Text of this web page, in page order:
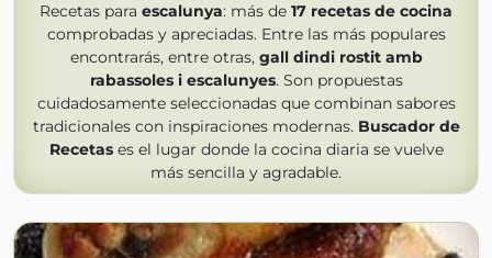
Recetas para escalunya: más de 17 recetas de cocina
comprobadas y apreciadas. Entre las más populares
encontrarás, entre otras, gall dindi rostit amb
rabassoles i escalunyes. Son propuestas
cuidadosamente seleccionadas que combinan sabores
tradicionales con inspiraciones modernas. Buscador de
Recetases el lugar donde la cocina diaria se vuelve
más sencilla y agradable.